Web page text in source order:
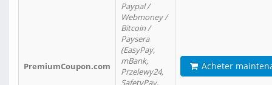
PremiumCoupon.com
Paypal /
Webmoney /
Bitcoin /
Paysera
(EasyPay,
mBank,
Przelewy24,
SafetyPay,
Acheter